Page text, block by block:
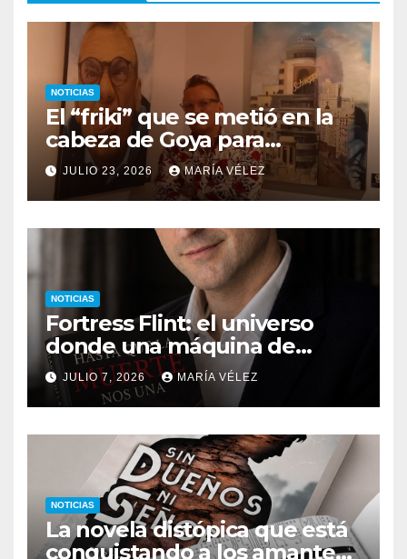
NOTICIAS
El “friki” que se metió en la
cabeza de Goya para
descubrir qué esconden sus
monstruos
JULIO 23, 2026 MARÍA VÉLEZ
NOTICIAS
Fortress Flint: el universo
donde una máquina de
escribir, un silbido o un
recuerdo pueden cambiarlo
todo
JULIO 7, 2026 MARÍA VÉLEZ
NOTICIAS
La novela distópica que está
conquistando a los amantes